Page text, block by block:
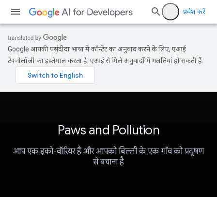
प्रवेश करें
Google आपकी पसंदीदा भाषा में कॉन्टेंट का अनुवाद करने के लिए, एआई
टेक्नोलॉजी का इस्तेमाल करता है. एआई से मिले अनुवादों में गलतियां हो सकती हैं.
Paws and Pollution
आप एक इको-वॉरियर हैं और आपको बिल्ली के एक गाँव को प्रदूषण
से बचाना है